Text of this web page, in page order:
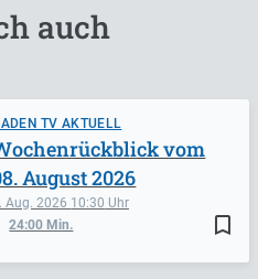
auch
TV AKTUELL
bookmark_border
Aug. 2026 10:30
24:00 Min.
vom
August 2026